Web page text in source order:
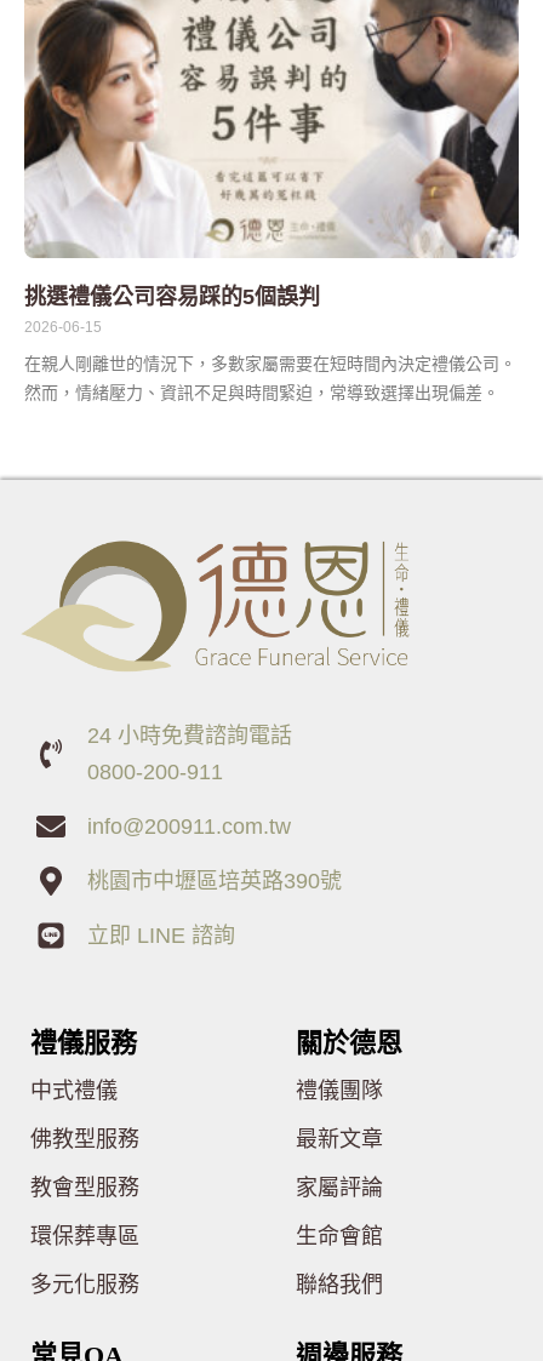
挑選禮儀公司容易踩的5個誤判
2026-06-15
在親人剛離世的情況下，多數家屬需要在短時間內決定禮儀公司。
然而，情緒壓力、資訊不足與時間緊迫，常導致選擇出現偏差。
24 小時免費諮詢電話
0800-200-911
info@200911.com.tw
桃園市中壢區培英路390號
立即 LINE 諮詢
禮儀服務
中式禮儀
佛教型服務
教會型服務
環保葬專區
多元化服務
關於德恩
禮儀團隊
最新文章
家屬評論
生命會館
聯絡我們